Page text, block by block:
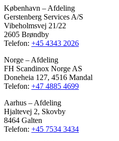
København – Afdeling
Gerstenberg Services A/S
Vibeholmsvej 21/22
2605 Brøndby
Telefon: +45 4343 2026
Norge – Afdeling
FH Scandinox Norge AS
Doneheia 127, 4516 Mandal
Telefon: +47 4885 4699
Aarhus – Afdeling
Hjaltevej 2, Skovby
8464 Galten
Telefon: +45 7534 3434